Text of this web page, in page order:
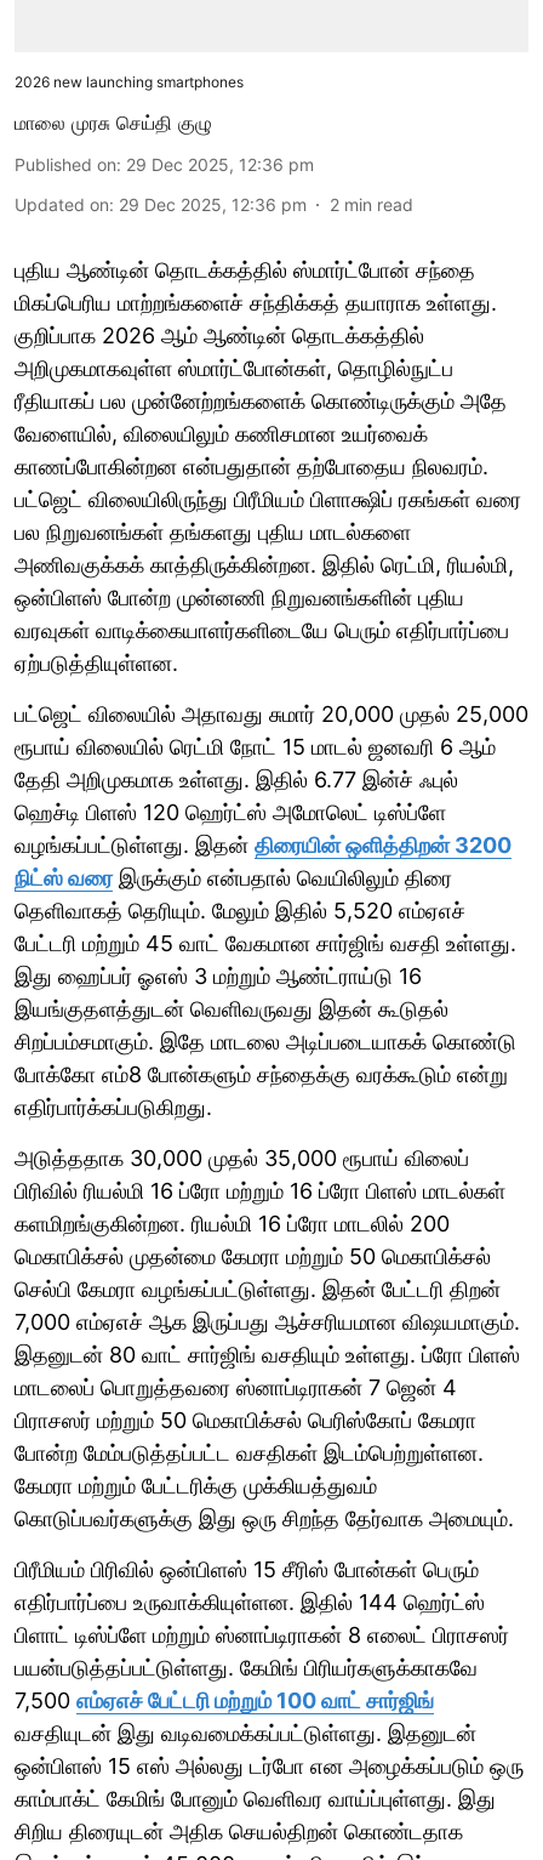
2026 new launching smartphones
மாலை முரசு செய்தி குழு
Published on: 29 Dec 2025, 12:36 pm
Updated on: 29 Dec 2025, 12:36 pm 2 min read
புதிய ஆண்டின் தொடக்கத்தில் ஸ்மார்ட்போன் சந்தை
மிகப்பெரிய மாற்றங்களைச் சந்திக்கத் தயாராக உள்ளது.
குறிப்பாக 2026 ஆம் ஆண்டின் தொடக்கத்தில்
அறிமுகமாகவுள்ள ஸ்மார்ட்போன்கள், தொழில்நுட்ப
ரீதியாகப் பல முன்னேற்றங்களைக் கொண்டிருக்கும் அதே
வேளையில், விலையிலும் கணிசமான உயர்வைக்
காணப்போகின்றன என்பதுதான் தற்போதைய நிலவரம்.
பட்ஜெட் விலையிலிருந்து பிரீமியம் பிளாக்ஷிப் ரகங்கள் வரை
பல நிறுவனங்கள் தங்களது புதிய மாடல்களை
அணிவகுக்கக் காத்திருக்கின்றன. இதில் ரெட்மி, ரியல்மி,
ஒன்பிளஸ் போன்ற முன்னணி நிறுவனங்களின் புதிய
வரவுகள் வாடிக்கையாளர்களிடையே பெரும் எதிர்பார்ப்பை
ஏற்படுத்தியுள்ளன.
பட்ஜெட் விலையில் அதாவது சுமார் 20,000 முதல் 25,000
ரூபாய் விலையில் ரெட்மி நோட் 15 மாடல் ஜனவரி 6 ஆம்
தேதி அறிமுகமாக உள்ளது. இதில் 6.77 இன்ச் ஃபுல்
ஹெச்டி பிளஸ் 120 ஹெர்ட்ஸ் அமோலெட் டிஸ்ப்ளே
வழங்கப்பட்டுள்ளது. இதன் திரையின் ஒளித்திறன் 3200
நிட்ஸ் வரைஇருக்கும் என்பதால் வெயிலிலும் திரை
தெளிவாகத் தெரியும். மேலும் இதில் 5,520 எம்ஏஎச்
பேட்டரி மற்றும் 45 வாட் வேகமான சார்ஜிங் வசதி உள்ளது.
இது ஹைப்பர் ஓஎஸ் 3 மற்றும் ஆண்ட்ராய்டு 16
இயங்குதளத்துடன் வெளிவருவது இதன் கூடுதல்
சிறப்பம்சமாகும். இதே மாடலை அடிப்படையாகக் கொண்டு
போக்கோ எம்8 போன்களும் சந்தைக்கு வரக்கூடும் என்று
எதிர்பார்க்கப்படுகிறது.
அடுத்ததாக 30,000 முதல் 35,000 ரூபாய் விலைப்
பிரிவில் ரியல்மி 16 ப்ரோ மற்றும் 16 ப்ரோ பிளஸ் மாடல்கள்
களமிறங்குகின்றன. ரியல்மி 16 ப்ரோ மாடலில் 200
மெகாபிக்சல் முதன்மை கேமரா மற்றும் 50 மெகாபிக்சல்
செல்பி கேமரா வழங்கப்பட்டுள்ளது. இதன் பேட்டரி திறன்
7,000 எம்ஏஎச் ஆக இருப்பது ஆச்சரியமான விஷயமாகும்.
இதனுடன் 80 வாட் சார்ஜிங் வசதியும் உள்ளது. ப்ரோ பிளஸ்
மாடலைப் பொறுத்தவரை ஸ்னாப்டிராகன் 7 ஜென் 4
பிராசஸர் மற்றும் 50 மெகாபிக்சல் பெரிஸ்கோப் கேமரா
போன்ற மேம்படுத்தப்பட்ட வசதிகள் இடம்பெற்றுள்ளன.
கேமரா மற்றும் பேட்டரிக்கு முக்கியத்துவம்
கொடுப்பவர்களுக்கு இது ஒரு சிறந்த தேர்வாக அமையும்.
பிரீமியம் பிரிவில் ஒன்பிளஸ் 15 சீரிஸ் போன்கள் பெரும்
எதிர்பார்ப்பை உருவாக்கியுள்ளன. இதில் 144 ஹெர்ட்ஸ்
பிளாட் டிஸ்ப்ளே மற்றும் ஸ்னாப்டிராகன் 8 எலைட் பிராசஸர்
பயன்படுத்தப்பட்டுள்ளது. கேமிங் பிரியர்களுக்காகவே
7,500 எம்ஏஎச் பேட்டரி மற்றும் 100 வாட் சார்ஜிங்
வசதியுடன் இது வடிவமைக்கப்பட்டுள்ளது. இதனுடன்
ஒன்பிளஸ் 15 எஸ் அல்லது டர்போ என அழைக்கப்படும் ஒரு
காம்பாக்ட் கேமிங் போனும் வெளிவர வாய்ப்புள்ளது. இது
சிறிய திரையுடன் அதிக செயல்திறன் கொண்டதாக